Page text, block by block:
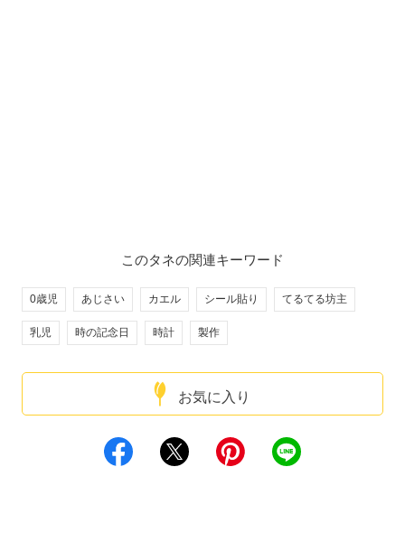
お気に入り
このタネの関連キーワード
0歳児 あじさい カエル シール貼り てるてる坊主
乳児 時の記念日 時計 製作